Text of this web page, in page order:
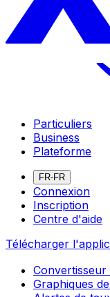
Particuliers
Business
Plateforme
FR-FR
Connexion
Inscription
Centre d'aide
Télécharger
Convertisseur
Graphiques